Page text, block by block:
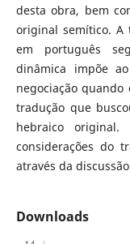
desta obra, bem
original semítico. A
em português
dinâmica impõe
negociação
tradução que
hebraico
considerações do
através da
Downloads